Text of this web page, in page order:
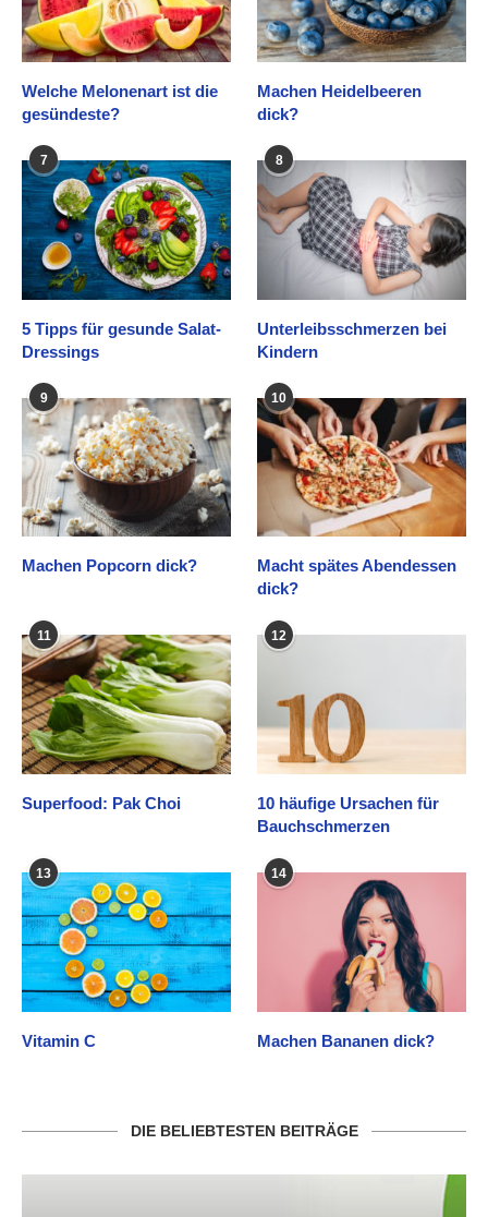
Welche Melonenart ist die
gesündeste?
Machen Heidelbeeren
dick?
7
5 Tipps für gesunde Salat-
Dressings
8
Unterleibsschmerzen bei
Kindern
9
Machen Popcorn dick?
10
Macht spätes Abendessen
dick?
11
Superfood: Pak Choi
12
10 häufige Ursachen für
Bauchschmerzen
13
Vitamin C
14
Machen Bananen dick?
DIE BELIEBTESTEN BEITRÄGE